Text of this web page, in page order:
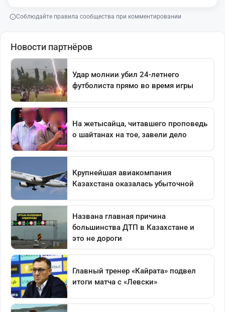
Соблюдайте правила сообщества при комментировании